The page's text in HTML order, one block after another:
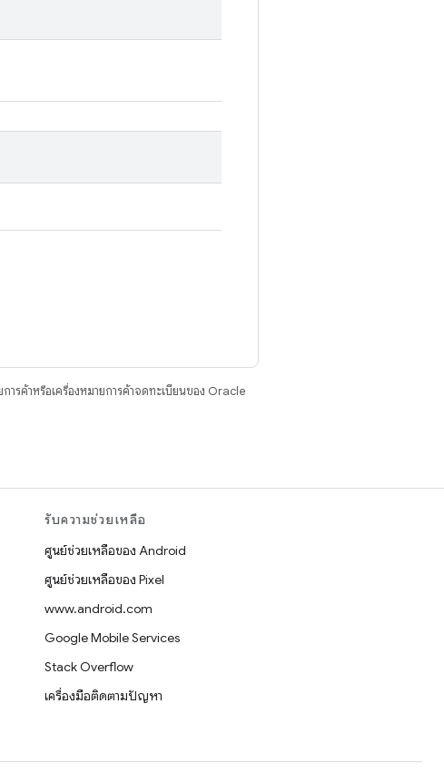
ารค้าหรือเครื่องหมายการค้าจดทะเบียนของ Oracle
รับความช่วยเหลือ
ศูนย์ช่วยเหลือของ Android
ศูนย์ช่วยเหลือของ Pixel
www.android.com
Google Mobile Services
Stack Overflow
เครื่องมือติดตามปัญหา